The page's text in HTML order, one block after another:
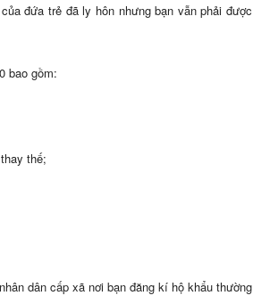
đứa trẻ đã ly hôn nhưng bạn vẫn phải được
bao gồm:
thế;
dân cấp xã nơi bạn đăng kí hộ khẩu thường